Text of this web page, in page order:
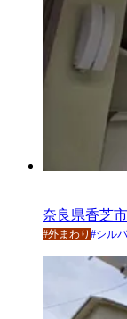
奈良県香芝市
#外まわり #シル